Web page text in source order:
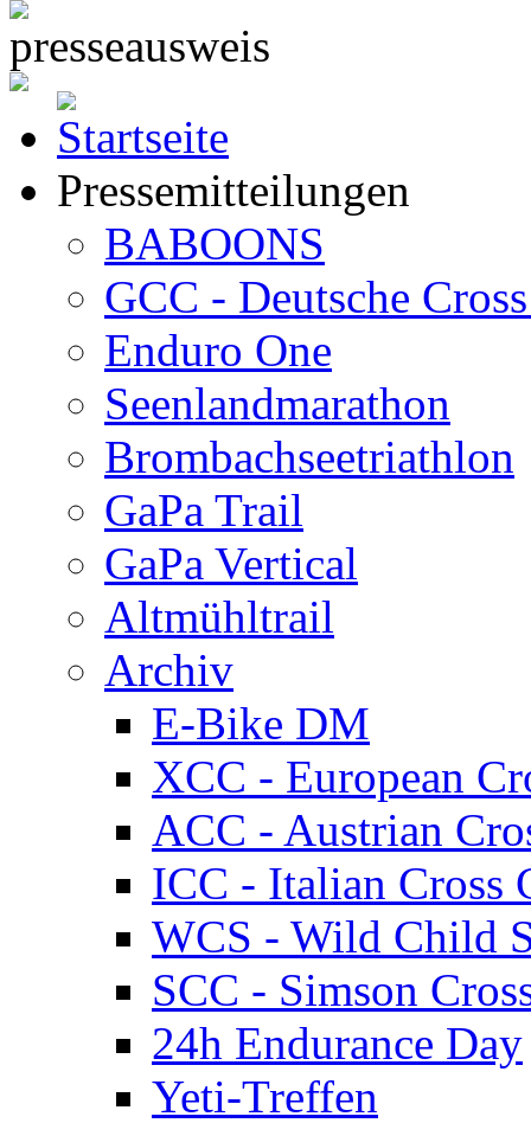
Pressemitteilungen
BABOONS
GCC - Deutsche
Enduro One
Seenlandmarathon
Brombachseetriathlon
GaPa Trail
GaPa Vertical
Altmühltrail
Archiv
E-Bike DM
XCC - European
ACC - Austrian
ICC - Italian Cross
WCS - Wild Child
SCC - Simson
24h Endurance Day
Yeti-Treffen